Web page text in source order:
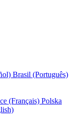
Brasil (Português)
(Français) Polska